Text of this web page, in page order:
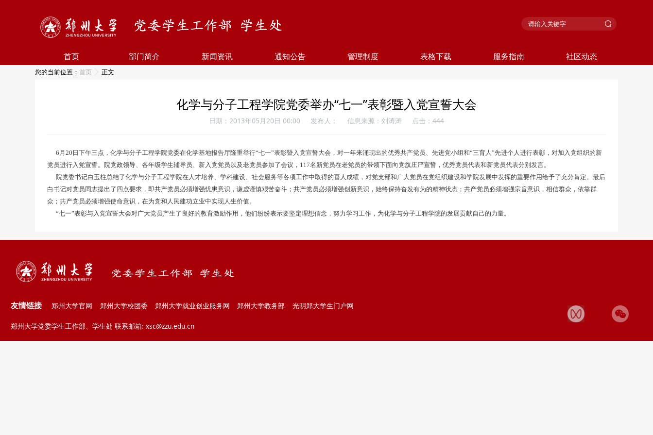
首页 部门简介 新闻资讯 通知公告 管理制度 表格下载 服务指南 社区动态
您的当前位置： 首页 正文
化学与分子工程学院党委举办“七一”表彰暨入党宣誓大会
日期：2013年05月20日 00:00 发布人： 信息来源：刘涛涛 点击：444
6月20日下午三点，化学与分子工程学院党委在化学基地报告厅隆重举行“七一”表彰暨入党宣誓大会，对一年来涌现出的优秀共产党员、先进党小组和“三育人”先进个人进行表彰，对加入党组织的新
党员进行入党宣誓。院党政领导、各年级学生辅导员、新入党党员以及老党员参加了会议，117名新党员在老党员的带领下面向党旗庄严宣誓，优秀党员代表和新党员代表分别发言。
院党委书记白玉柱总结了化学与分子工程学院在人才培养、学科建设、社会服务等各项工作中取得的喜人成绩，对党支部和广大党员在党组织建设和学院发展中发挥的重要作用给予了充分肯定。最后
白书记对党员同志提出了四点要求，即共产党员必须增强忧患意识，谦虚谨慎艰苦奋斗；共产党员必须增强创新意识，始终保持奋发有为的精神状态；共产党员必须增强宗旨意识，相信群众，依靠群
众；共产党员必须增强使命意识，在为党和人民建功立业中实现人生价值。
“七一”表彰与入党宣誓大会对广大党员产生了良好的教育激励作用，他们纷纷表示要坚定理想信念，努力学习工作，为化学与分子工程学院的发展贡献自己的力量。
友情链接 郑州大学官网 郑州大学校团委 郑州大学就业创业服务网 郑州大学教务部 光明郑大学生门户网
郑州大学党委学生工作部、学生处 联系邮箱: xsc@zzu.edu.cn